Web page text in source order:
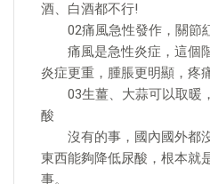
酒、白酒都不行!
02痛風急性發作，關節
痛風是急性炎症，這個
炎症更重，腫脹更明顯，疼
03生薑、大蒜可以取暖
酸
沒有的事，國內國外都
東西能夠降低尿酸，根本就
事。